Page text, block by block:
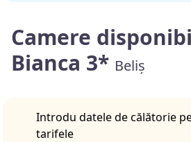
Camere
Bianca 3* Beliș
Introdu datele de călătorie
tarifele